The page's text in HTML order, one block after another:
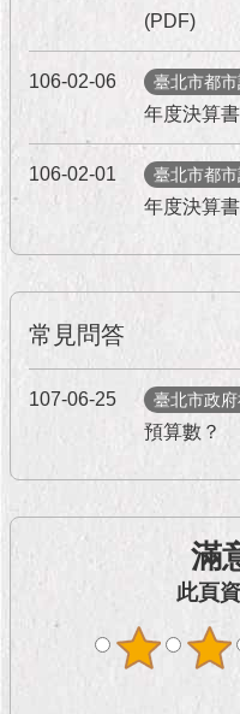
們
系
統
(PDF)
106-02-06 臺北市都
年度決算
106-02-01 臺北市都
年度決算
常見問答
107-06-25 臺北市政
預算數？
滿
此頁